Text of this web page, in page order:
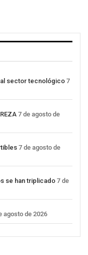
al sector tecnológico 7
7 de agosto de
7 de agosto de
se han triplicado 7 de
agosto de 2026